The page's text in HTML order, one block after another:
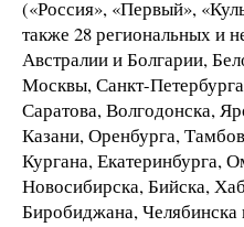
(«Россия», «Первый»,
также 28 региональных и
Австралии и Болгарии,
Москвы, Санкт-
Саратова, Волгодонска,
Казани, Оренбурга,
Кургана, Екатеринбурга,
Новосибирска, Бийска,
Биробиджана, Челябинска